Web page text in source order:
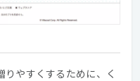
やすくするために、く